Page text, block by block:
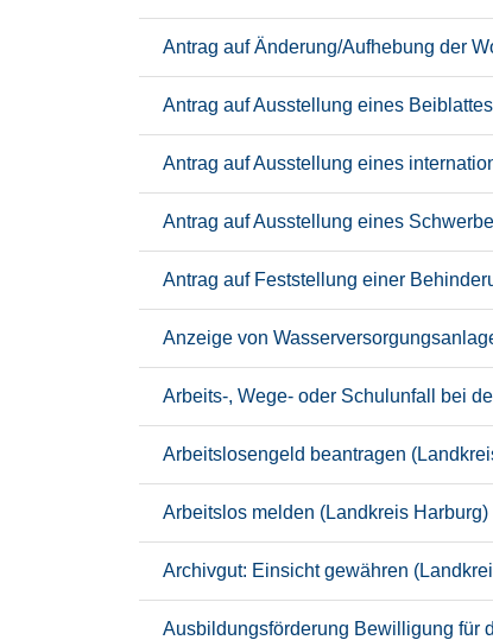
Antrag auf Änderung/Aufhebung der
Antrag auf Ausstellung eines
Antrag auf Ausstellung eines
Antrag auf Ausstellung eines
Antrag auf Feststellung einer
Anzeige von
Arbeits-, Wege- oder Schulunfall bei
Arbeitslosengeld beantragen
Arbeitslos melden (Landkreis Harburg)
Archivgut: Einsicht gewähren
Ausbildungsförderung Bewilligung für